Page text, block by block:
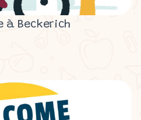
à Beckerich